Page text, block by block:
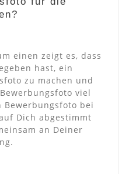
einen zeigt es, dass
hast, ein
zu machen und
viel
Bewerbungsfoto bei
Dich abgestimmt
an Deiner